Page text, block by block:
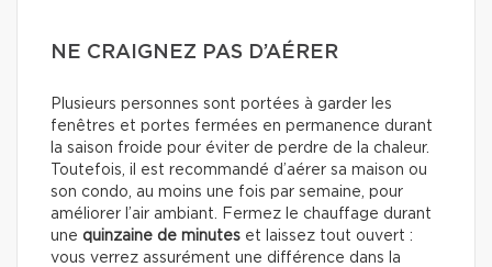
NE CRAIGNEZ PAS D’AÉRER
Plusieurs personnes sont portées à garder les
fenêtres et portes fermées en permanence durant
la saison froide pour éviter de perdre de la chaleur.
Toutefois, il est recommandé d’aérer sa maison ou
son condo, au moins une fois par semaine, pour
améliorer l’air ambiant. Fermez le chauffage durant
une quinzaine de minutes et laissez tout ouvert :
vous verrez assurément une différence dans la